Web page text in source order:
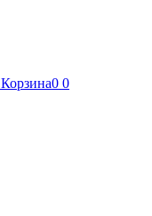
Корзина0 0